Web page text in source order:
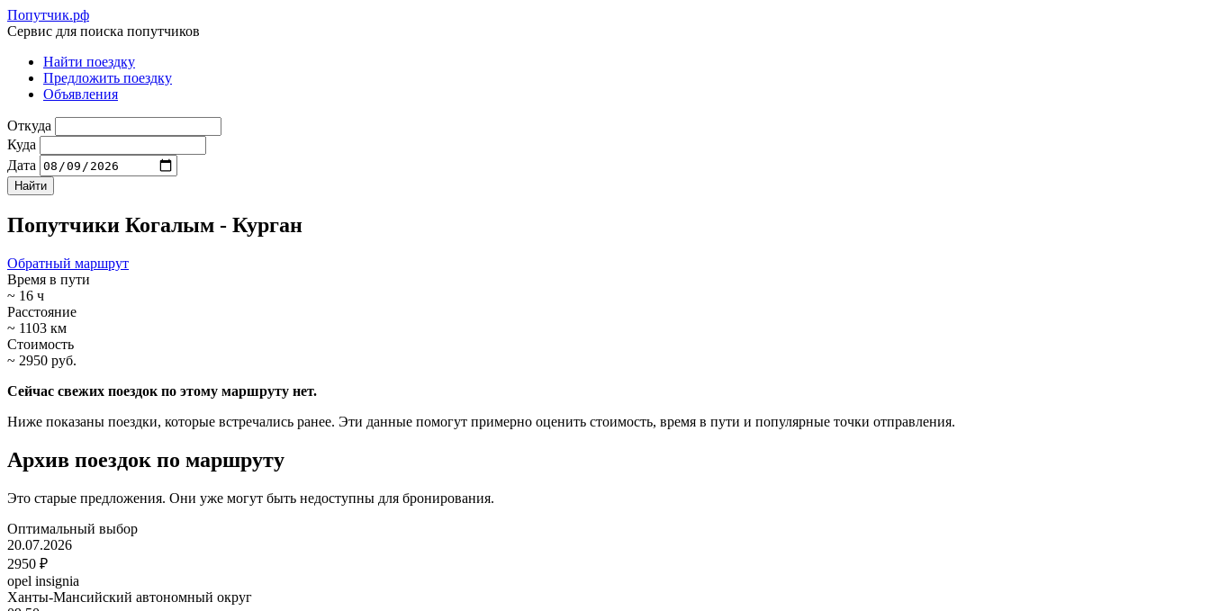
Попутчик.рф
Сервис для поиска попутчиков
Найти поездку
Предложить поездку
Объявления
Откуда
Куда
Дата
Попутчики Когалым - Курган
Обратный маршрут
Время в пути
~ 16 ч
Расстояние
~ 1103 км
Стоимость
~ 2950 руб.
Сейчас свежих поездок по этому маршруту нет.
Ниже показаны поездки, которые встречались ранее. Эти данные помогут примерно оценить стоимость, время в пути и популярные точки отправления.
Архив поездок по маршруту
Это старые предложения. Они уже могут быть недоступны для бронирования.
Оптимальный выбор
20.07.2026
2950 ₽
opel insignia
Ханты-Мансийский автономный округ